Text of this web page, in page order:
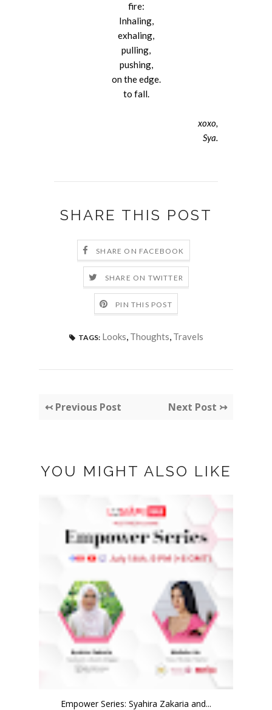
fire:
Inhaling,
exhaling,
pulling,
pushing,
on the edge.
to fall.
xoxo,
Sya.
SHARE THIS POST
SHARE ON FACEBOOK
SHARE ON TWITTER
PIN THIS POST
TAGS: Looks Thoughts Travels
↢ Previous Post Next Post ↣
YOU MIGHT ALSO LIKE
Empower Series: Syahira Zakaria and...